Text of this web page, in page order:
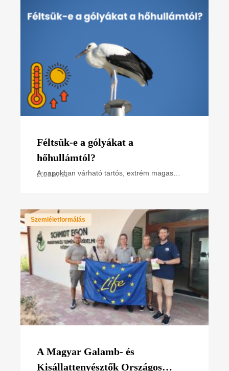
Féltsük-e a gólyákat a
hőhullámtól?
A napokban várható tartós, extrém magas
2026.07.31
Szemléletformálás
A Magyar Galamb- és
Kisállattenyésztők Országos